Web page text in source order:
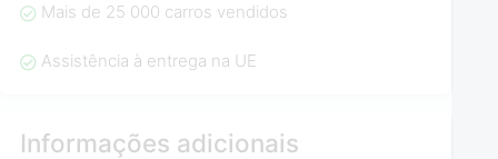
Mais de 25 000 carros vendidos
Assistência à entrega na UE
Informações adicionais